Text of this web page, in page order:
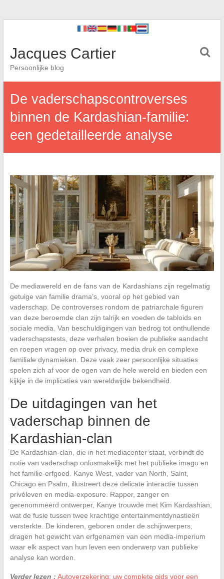
Jacques Cartier
Persoonlijke blog
De vaderschapscontroverses
binnen de Kardashian-familie:
een gedetailleerde analyse
De mediawereld en de fans van de Kardashians zijn regelmatig
getuige van familie drama’s, vooral op het gebied van
vaderschap. De controverses rondom de patriarchale figuren
van deze beroemde clan zijn talrijk en voeden de tabloids en
sociale media. Van beschuldigingen van bedrog tot onthullende
vaderschapstests, deze verhalen boeien de publieke aandacht
en roepen vragen op over privacy, media druk en complexe
familiale dynamieken. Deze vaak zeer persoonlijke situaties
spelen zich af voor de ogen van de hele wereld en bieden een
kijkje in de implicaties van wereldwijde bekendheid.
De uitdagingen van het
vaderschap binnen de
Kardashian-clan
De Kardashian-clan, die in het mediacenter staat, verbindt de
notie van vaderschap onlosmakelijk met het publieke imago en
het familie-erfgoed. Kanye West, vader van North, Saint,
Chicago en Psalm, illustreert deze delicate interactie tussen
privéleven en media-exposure. Rapper, zanger en
gerenommeerd ontwerper, Kanye trouwde met Kim Kardashian,
wat de fusie tussen twee krachtige entertainmentdynastieën
versterkte. De kinderen, geboren onder de schijnwerpers,
dragen het gewicht van erfgenamen van een media-imperium
waar elk aspect van hun leven een onderwerp van publieke
analyse kan worden.
Verder lezen : Autoverzekering: uw complete gids voor een